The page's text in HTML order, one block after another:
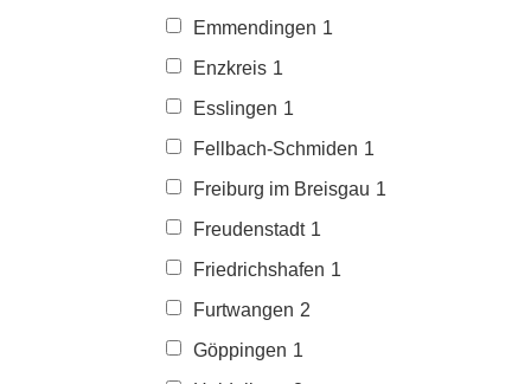
Emmendingen 1
Enzkreis 1
Esslingen 1
Fellbach-Schmiden 1
Freiburg im Breisgau 1
Freudenstadt 1
Friedrichshafen 1
Furtwangen 2
Göppingen 1